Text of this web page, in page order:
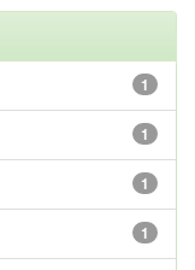
1
1
1
1